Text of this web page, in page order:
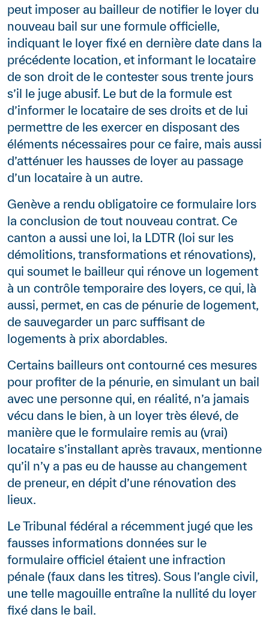
peut imposer au bailleur de notifier le loyer du
nouveau bail sur une formule officielle,
indiquant le loyer fixé en dernière date dans la
précédente location, et informant le locataire
de son droit de le contester sous trente jours
s’il le juge abusif. Le but de la formule est
d’informer le locataire de ses droits et de lui
permettre de les exercer en disposant des
éléments nécessaires pour ce faire, mais aussi
d’atténuer les hausses de loyer au passage
d’un locataire à un autre.
Genève a rendu obligatoire ce formulaire lors
la conclusion de tout nouveau contrat. Ce
canton a aussi une loi, la LDTR (loi sur les
démolitions, transformations et rénovations),
qui soumet le bailleur qui rénove un logement
à un contrôle temporaire des loyers, ce qui, là
aussi, permet, en cas de pénurie de logement,
de sauvegarder un parc suffisant de
logements à prix abordables.
Certains bailleurs ont contourné ces mesures
pour profiter de la pénurie, en simulant un bail
avec une personne qui, en réalité, n’a jamais
vécu dans le bien, à un loyer très élevé, de
manière que le formulaire remis au (vrai)
locataire s’installant après travaux, mentionne
qu’il n’y a pas eu de hausse au changement
de preneur, en dépit d’une rénovation des
lieux.
Le Tribunal fédéral a récemment jugé que les
fausses informations données sur le
formulaire officiel étaient une infraction
pénale (faux dans les titres). Sous l’angle civil,
une telle magouille entraîne la nullité du loyer
fixé dans le bail.